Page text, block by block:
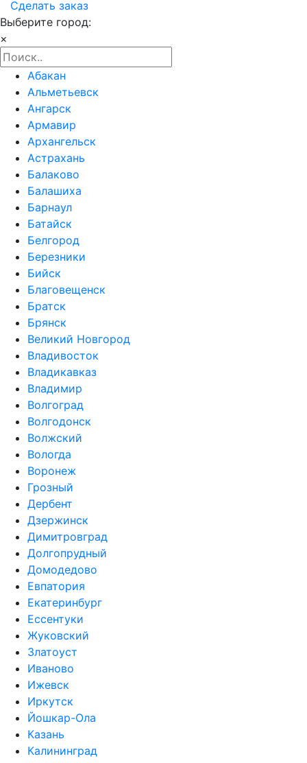
Сделать заказ
Выберите город:
×
Абакан
Альметьевск
Ангарск
Армавир
Архангельск
Астрахань
Балаково
Балашиха
Барнаул
Батайск
Белгород
Березники
Бийск
Благовещенск
Братск
Брянск
Великий Новгород
Владивосток
Владикавказ
Владимир
Волгоград
Волгодонск
Волжский
Вологда
Воронеж
Грозный
Дербент
Дзержинск
Димитровград
Долгопрудный
Домодедово
Евпатория
Екатеринбург
Ессентуки
Жуковский
Златоуст
Иваново
Ижевск
Иркутск
Йошкар-Ола
Казань
Калининград